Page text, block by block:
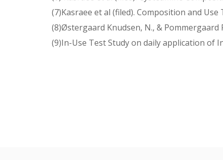
(7)Kasraee et al (filed). Composition and
(8)Østergaard Knudsen, N., & Pommergaard
(9)In-Use Test Study on daily application of